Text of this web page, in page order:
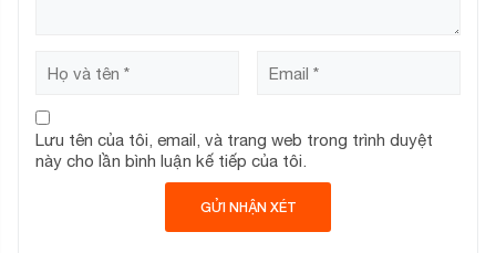
Lưu tên của tôi, email, và trang web trong trình duyệt
này cho lần bình luận kế tiếp của tôi.